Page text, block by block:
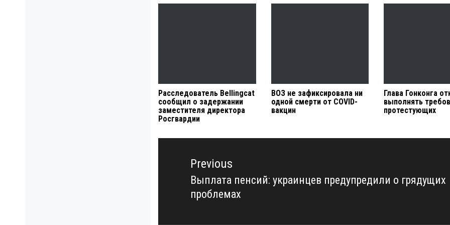
Расследователь Bellingcat
сообщил о задержании
заместителя директора
Росгвардии
ВОЗ не зафиксировала ни
одной смерти от COVID-
вакцин
Глава Гонконга
выполнять
протестующих
Навигация
записямPrevious
Previous
post:
Выплата пенсий: украинцев предупредили о грядущих
проблемах